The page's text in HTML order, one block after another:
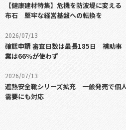
【健康建材特集】危機を防波堤に変える
布石 堅牢な経営基盤への転換を
2026/07/13
確認申請 審査日数は最長185日 補助事
業は66％が使わず
2026/07/13
遮熱安全靴シリーズ拡充 一般発売で個
需要にも対応